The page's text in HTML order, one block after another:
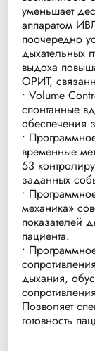
уменьшает
аппаратом
поочередно
дыхательных
выдоха
ОРИТ,
• Volume
спонтанные
обеспечения
•
временные
53
заданных
•
механика»
показателей
пациента.
•
дыхания,
Позволяет
готовность